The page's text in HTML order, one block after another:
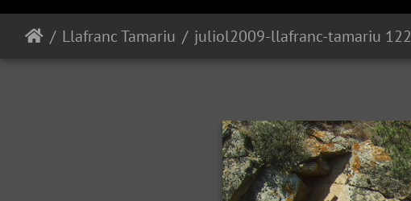
Llafranc Tamariu juliol2009-llafranc-tamariu 122